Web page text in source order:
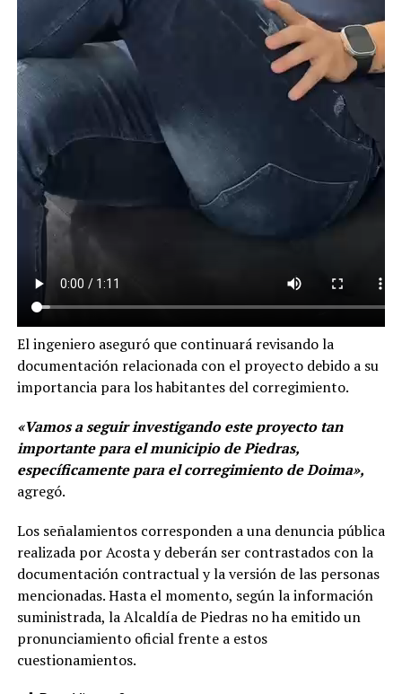
El ingeniero aseguró que continuará revisando la
documentación relacionada con el proyecto debido a su
importancia para los habitantes del corregimiento.
«Vamos a seguir investigando este proyecto tan
importante para el municipio de Piedras,
específicamente para el corregimiento de Doima»,
agregó.
Los señalamientos corresponden a una denuncia pública
realizada por Acosta y deberán ser contrastados con la
documentación contractual y la versión de las personas
mencionadas. Hasta el momento, según la información
suministrada, la Alcaldía de Piedras no ha emitido un
pronunciamiento oficial frente a estos
cuestionamientos.